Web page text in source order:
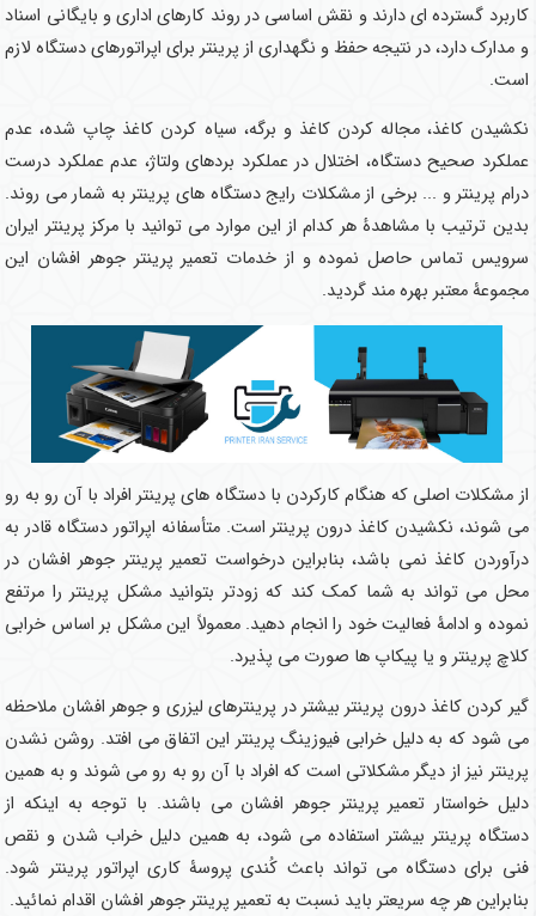
کاربرد گسترده ای دارند و نقش اساسی در روند کارهای اداری و بایگانی اسناد
و مدارک دارد، در نتیجه حفظ و نگهداری از پرینتر برای اپراتورهای دستگاه لازم
است.
نکشیدن کاغذ، مجاله کردن کاغذ و برگه، سیاه کردن کاغذ چاپ شده، عدم
عملکرد صحیح دستگاه، اختلال در عملکرد بردهای ولتاژ، عدم عملکرد درست
درام پرینتر و ... برخی از مشکلات رایج دستگاه های پرینتر به شمار می روند.
بدین ترتیب با مشاهدۀ هر کدام از این موارد می توانید با مرکز پرینتر ایران
سرویس تماس حاصل نموده و از خدمات تعمیر پرینتر جوهر افشان این
مجموعۀ معتبر بهره مند گردید.
از مشکلات اصلی که هنگام کارکردن با دستگاه های پرینتر افراد با آن رو به رو
می شوند، نکشیدن کاغذ درون پرینتر است. متأسفانه اپراتور دستگاه قادر به
درآوردن کاغذ نمی باشد، بنابراین درخواست تعمیر پرینتر جوهر افشان در
محل می تواند به شما کمک کند که زودتر بتوانید مشکل پرینتر را مرتفع
نموده و ادامۀ فعالیت خود را انجام دهید. معمولاً این مشکل بر اساس خرابی
کلاچ پرینتر و یا پیکاپ ها صورت می پذیرد.
گیر کردن کاغذ درون پرینتر بیشتر در پرینترهای لیزری و جوهر افشان ملاحظه
می شود که به دلیل خرابی فیوزینگ پرینتر این اتفاق می افتد. روشن نشدن
پرینتر نیز از دیگر مشکلاتی است که افراد با آن رو به رو می شوند و به همین
دلیل خواستار تعمیر پرینتر جوهر افشان می باشند. با توجه به اینکه از
دستگاه پرینتر بیشتر استفاده می شود، به همین دلیل خراب شدن و نقص
فنی برای دستگاه می تواند باعث کُندی پروسۀ کاری اپراتور پرینتر شود.
بنابراین هر چه سریعتر باید نسبت به تعمیر پرینتر جوهر افشان اقدام نمائید.